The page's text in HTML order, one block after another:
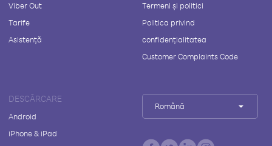
Viber Out
Tarife
Asistență
Termeni și politici
Politica privind
confidențialitatea
Customer Complaints Code
DESCĂRCARE
Android
iPhone & iPad
Română